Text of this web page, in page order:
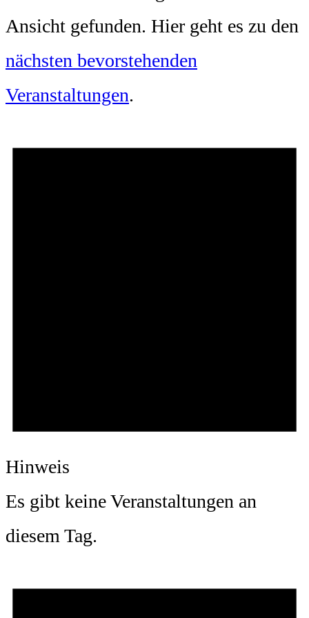
Ansicht gefunden. Hier geht es zu den
nächsten bevorstehenden
Veranstaltungen.
Hinweis
Es gibt keine Veranstaltungen an
diesem Tag.